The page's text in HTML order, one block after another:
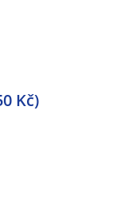
Kč)